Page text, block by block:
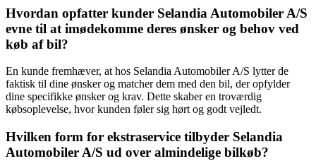
Hvordan opfatter kunder Selandia Automobiler A/S
evne til at imødekomme deres ønsker og behov ved
køb af bil?
En kunde fremhæver, at hos Selandia Automobiler A/S lytter de
faktisk til dine ønsker og matcher dem med den bil, der opfylder
dine specifikke ønsker og krav. Dette skaber en troværdig
købsoplevelse, hvor kunden føler sig hørt og godt vejledt.
Hvilken form for ekstraservice tilbyder Selandia
Automobiler A/S ud over almindelige bilkøb?